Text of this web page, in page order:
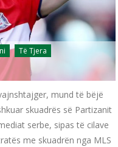
Të Tjera
mund të bëjë
skuadrës së Partizanit
serbe, sipas të cilave
me skuadrën nga MLS